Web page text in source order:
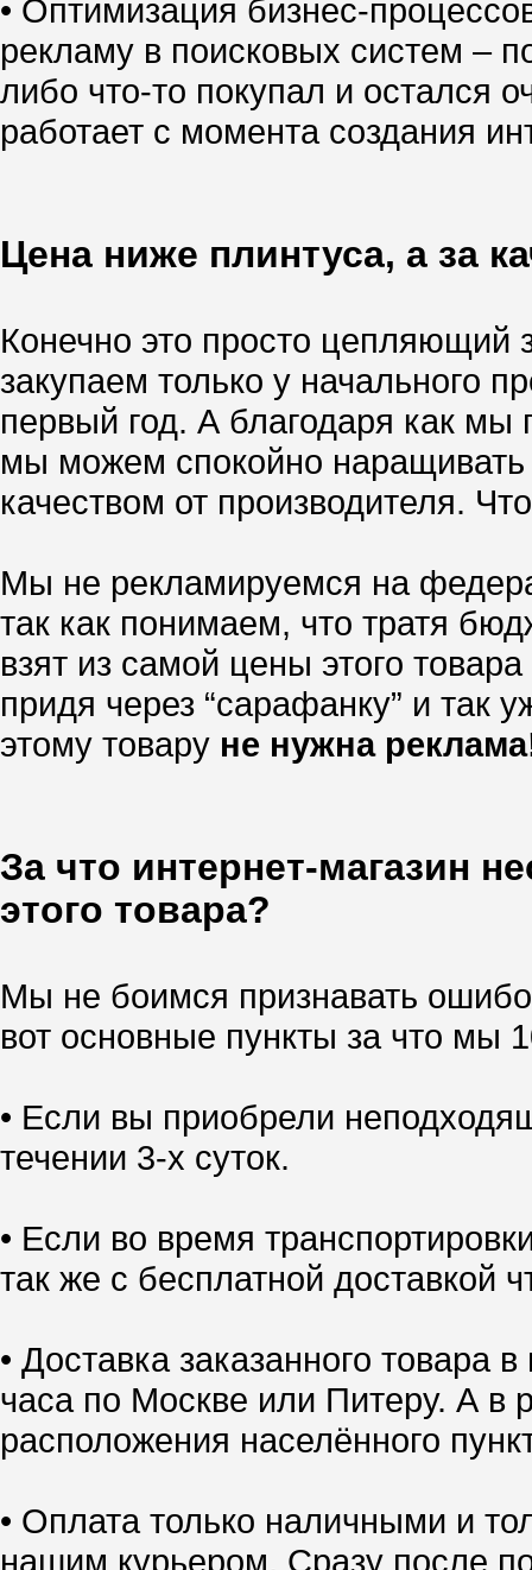
• Оптимизация бизнес-
рекламу в поисковых систем –
либо что-то покупал и остался
работает с момента создания
Цена ниже плинтуса, а за
Конечно это просто цепляющий
закупаем только у начального
первый год. А благодаря как
мы можем спокойно наращивать
качеством от производителя.
Мы не рекламируемся на
так как понимаем, что тратя
взят из самой цены этого
придя через “сарафанку” и так
этому товару не нужна
За что интернет-магазин
этого товара?
Мы не боимся признавать
вот основные пункты за что мы
• Если вы приобрели
течении 3-х суток.
• Если во время
так же с бесплатной доставкой
• Доставка заказанного товара
часа по Москве или Питеру. А в
расположения населённого
• Оплата только наличными и
нашим курьером. Сразу после